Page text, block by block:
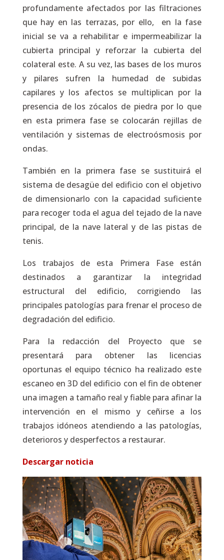
profundamente afectados por las filtraciones
que hay en las terrazas, por ello, en la fase
inicial se va a rehabilitar e impermeabilizar la
cubierta principal y reforzar la cubierta del
colateral este. A su vez, las bases de los muros
y pilares sufren la humedad de subidas
capilares y los afectos se multiplican por la
presencia de los zócalos de piedra por lo que
en esta primera fase se colocarán rejillas de
ventilación y sistemas de electroósmosis por
ondas.
También en la primera fase se sustituirá el
sistema de desagüe del edificio con el objetivo
de dimensionarlo con la capacidad suficiente
para recoger toda el agua del tejado de la nave
principal, de la nave lateral y de las pistas de
tenis.
Los trabajos de esta Primera Fase están
destinados a garantizar la integridad
estructural del edificio, corrigiendo las
principales patologías para frenar el proceso de
degradación del edificio.
Para la redacción del Proyecto que se
presentará para obtener las licencias
oportunas el equipo técnico ha realizado este
escaneo en 3D del edificio con el fin de obtener
una imagen a tamaño real y fiable para afinar la
intervención en el mismo y ceñirse a los
trabajos idóneos atendiendo a las patologías,
deterioros y desperfectos a restaurar.
Descargar noticia